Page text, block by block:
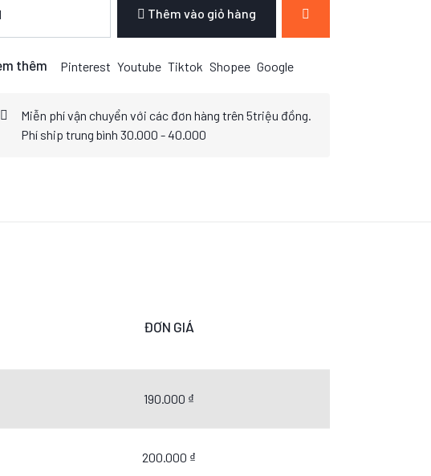
Thêm vào giỏ hàng
thêm Pinterest Youtube Tiktok Shopee Google
Miễn phí vận chuyển với các đơn hàng trên 5triệu đồng.
Phí ship trung bình 30.000 - 40.000
ĐƠN GIÁ
190.000 ₫
200.000 ₫